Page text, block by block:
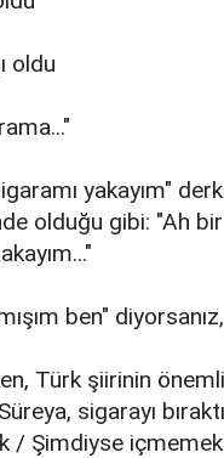
oldu
yakayım"
olduğu gibi: "Ah
ben"
Türk şiirinin
sigarayı
/ Şimdiyse